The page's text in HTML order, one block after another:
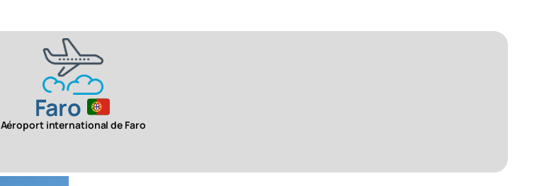
Faro
Aéroport international de Faro